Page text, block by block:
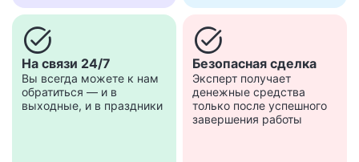
task_alt
На связи 24/7
Вы всегда можете к нам
обратиться — и в
выходные, и в праздники
task_alt
Безопасная сделка
Эксперт получает
денежные средства
только после успешного
завершения работы